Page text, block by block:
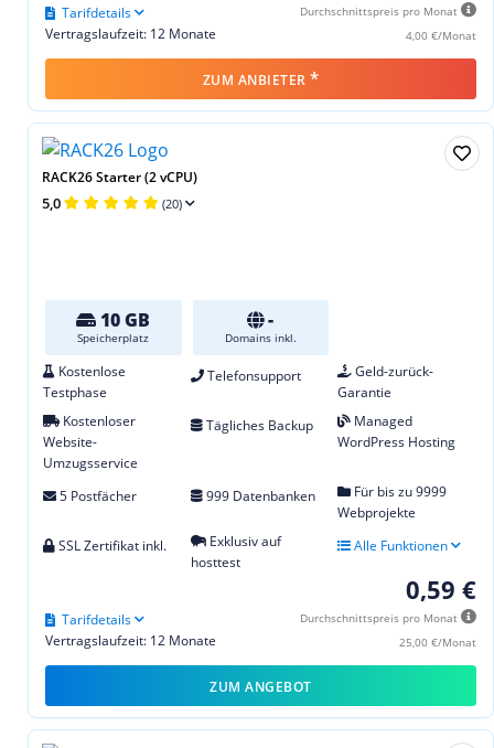
Durchschnittspreis pro Monat
4,00 €/Monat
Vertragslaufzeit: 12 Monate
Tarifdetails
ZUM ANBIETER *
RACK26 Starter (2 vCPU)
5,0 (20)
10 GB
Speicherplatz
-
Domains inkl.
Kostenlose
Testphase
Telefonsupport
Geld-zurück-
Garantie
Kostenloser
Website-
Umzugsservice
Tägliches Backup
Managed
WordPress Hosting
5 Postfächer 999 Datenbanken
Für bis zu 9999
Webprojekte
SSL Zertifikat inkl.
Exklusiv auf
hosttest
Alle Funktionen
0,59 €
Durchschnittspreis pro Monat
25,00 €/Monat
Vertragslaufzeit: 12 Monate
Tarifdetails
ZUM ANGEBOT